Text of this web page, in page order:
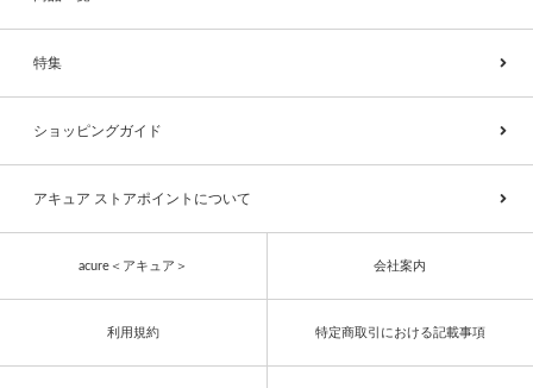
特集
ショッピングガイド
アキュア ストアポイントについて
acure＜アキュア＞ 会社案内
利用規約 特定商取引における記載事項